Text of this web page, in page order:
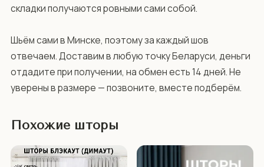
складки получаются ровными сами собой.
Шьём сами в Минске, поэтому за каждый шов
отвечаем. Доставим в любую точку Беларуси, деньги
отдадите при получении, на обмен есть 14 дней. Не
уверены в размере — позвоните, вместе подберём.
Похожие шторы